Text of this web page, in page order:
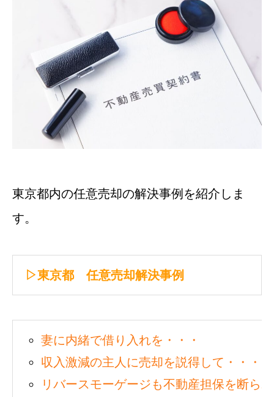
東京都内の任意売却の解決事例を紹介しま
す。
▷東京都 任意売却解決事例
妻に内緒で借り入れを・・・
収入激減の主人に売却を説得して・・・
リバースモーゲージも不動産担保を断ら